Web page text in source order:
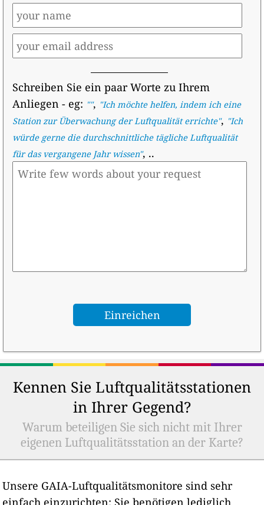
Schreiben Sie ein paar Worte zu Ihrem
Anliegen - eg: "", "Ich möchte helfen, indem ich eine
Station zur Überwachung der Luftqualität errichte", "Ich
würde gerne die durchschnittliche tägliche Luftqualität
für das vergangene Jahr wissen", ..
Kennen Sie Luftqualitätsstationen
in Ihrer Gegend?
Warum beteiligen Sie sich nicht mit Ihrer
eigenen Luftqualitätsstation an der Karte?
Unsere GAIA-Luftqualitätsmonitore sind sehr
einfach einzurichten: Sie benötigen lediglich